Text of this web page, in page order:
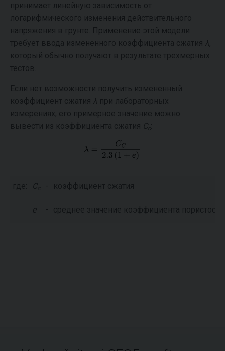
принимает линейную зависимость от
логарифмического изменения действительного
напряжения в грунте. Применение этой модели
требует ввода измененного коэффициента сжатия λ,
который обычно получают в результате трехмерных
тестов.
Если нет возможности получить измененный
коэффициент сжатия λ при лабораторных
измерениях, его примерное значение можно
вывести из коэффициента сжатия C
где: C - коэффициент сжатия
e - среднее значение коэффициента